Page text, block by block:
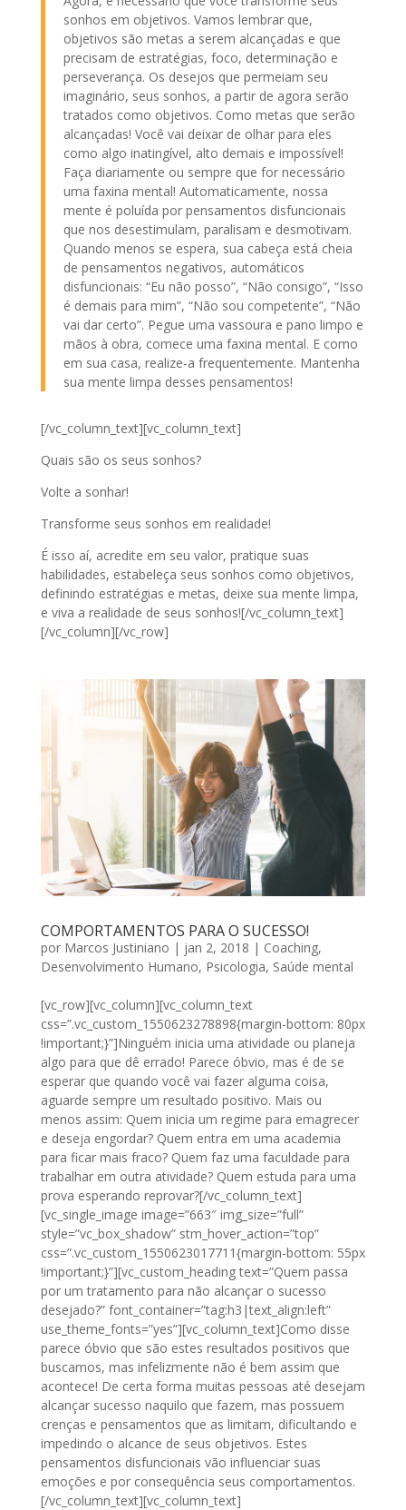
sonhos em objetivos. Vamos lembrar que,
objetivos são metas a serem alcançadas e que
precisam de estratégias, foco, determinação e
perseverança. Os desejos que permeiam seu
imaginário, seus sonhos, a partir de agora serão
tratados como objetivos. Como metas que serão
alcançadas! Você vai deixar de olhar para eles
como algo inatingível, alto demais e impossível!
Faça diariamente ou sempre que for necessário
uma faxina mental! Automaticamente, nossa
mente é poluída por pensamentos disfuncionais
que nos desestimulam, paralisam e desmotivam.
Quando menos se espera, sua cabeça está cheia
de pensamentos negativos, automáticos
disfuncionais: “Eu não posso”, “Não consigo”, “Isso
é demais para mim”, “Não sou competente”, “Não
vai dar certo”. Pegue uma vassoura e pano limpo e
mãos à obra, comece uma faxina mental. E como
em sua casa, realize-a frequentemente. Mantenha
sua mente limpa desses pensamentos!
[/vc_column_text][vc_column_text]
Quais são os seus sonhos?
Volte a sonhar!
Transforme seus sonhos em realidade!
É isso aí, acredite em seu valor, pratique suas
habilidades, estabeleça seus sonhos como objetivos,
definindo estratégias e metas, deixe sua mente limpa,
e viva a realidade de seus sonhos![/vc_column_text]
[/vc_column][/vc_row]
COMPORTAMENTOS PARA O SUCESSO!
por Marcos Justiniano | jan 2, 2018 | Coaching,
Desenvolvimento Humano, Psicologia, Saúde mental
[vc_row][vc_column][vc_column_text
css=”.vc_custom_1550623278898{margin-bottom: 80px
!important;}”]Ninguém inicia uma atividade ou planeja
algo para que dê errado! Parece óbvio, mas é de se
esperar que quando você vai fazer alguma coisa,
aguarde sempre um resultado positivo. Mais ou
menos assim: Quem inicia um regime para emagrecer
e deseja engordar? Quem entra em uma academia
para ficar mais fraco? Quem faz uma faculdade para
trabalhar em outra atividade? Quem estuda para uma
prova esperando reprovar?[/vc_column_text]
[vc_single_image image=”663″ img_size=”full”
style=”vc_box_shadow” stm_hover_action=”top”
css=”.vc_custom_1550623017711{margin-bottom: 55px
!important;}”][vc_custom_heading text=”Quem passa
por um tratamento para não alcançar o sucesso
desejado?” font_container=”tag:h3|text_align:left”
use_theme_fonts=”yes”][vc_column_text]Como disse
parece óbvio que são estes resultados positivos que
buscamos, mas infelizmente não é bem assim que
acontece! De certa forma muitas pessoas até desejam
alcançar sucesso naquilo que fazem, mas possuem
crenças e pensamentos que as limitam, dificultando e
impedindo o alcance de seus objetivos. Estes
pensamentos disfuncionais vão influenciar suas
emoções e por consequência seus comportamentos.
[/vc_column_text][vc_column_text]